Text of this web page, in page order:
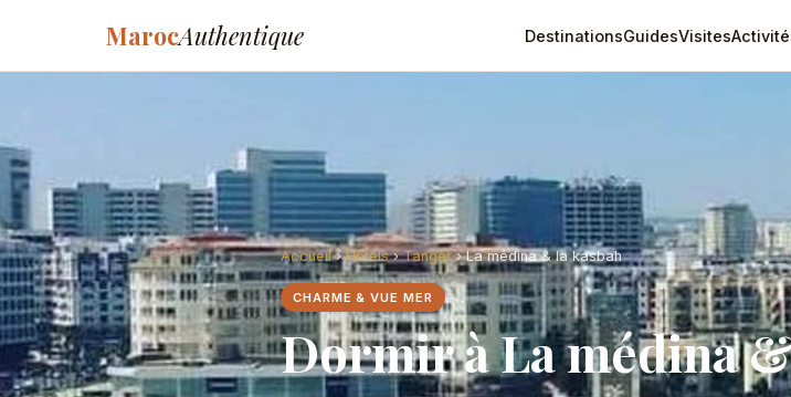
MarocAuthentique DestinationsGuidesVisites
Accueil›Hôtels›Tanger› La médina & la kasbah
CHARME & VUE MER
Dormir à La médina